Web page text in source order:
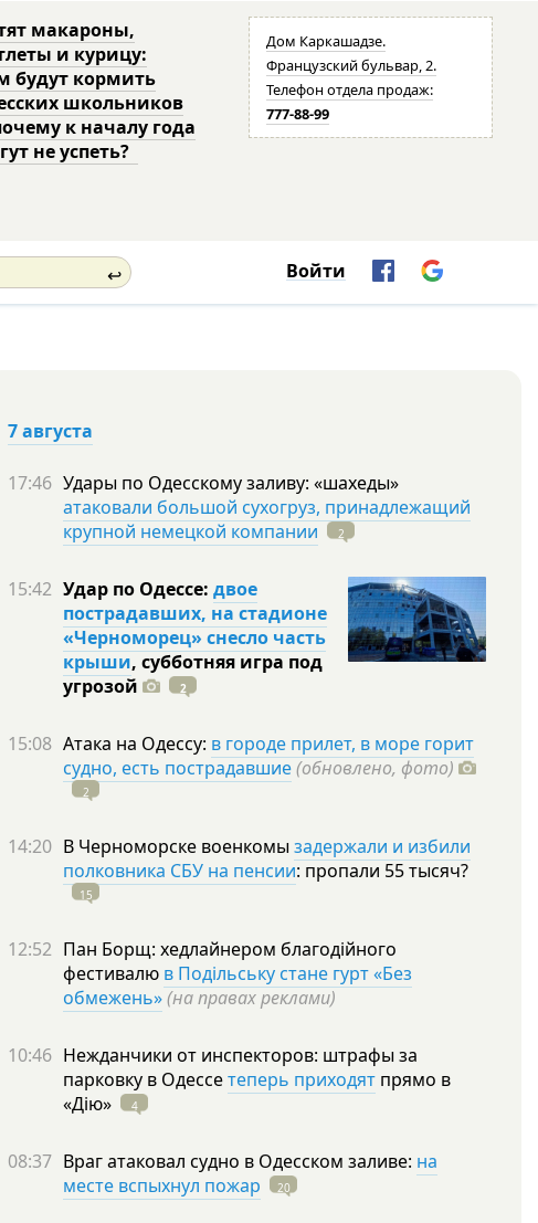
макароны,
и курицу:
будут кормить
школьников
к началу года
не успеть?
Дом Каркашадзе.
Французский бульвар, 2.
Телефон отдела продаж:
777-88-99
↩ Войти
7 августа
17:46 Удары по Одесскому заливу: «шахеды»
атаковали большой сухогруз, принадлежащий
крупной немецкой компании
2
15:42 Удар по Одессе: двое
пострадавших, на стадионе
«Черноморец» снесло часть
крыши, субботняя игра под
угрозой
2
15:08 Атака на Одессу: в городе прилет, в море горит
судно, есть пострадавшие(обновлено, фото)
2
14:20 В Черноморске военкомы задержали и избили
полковника СБУ на пенсии: пропали 55тысяч?
15
12:52 Пан Борщ: хедлайнером благодійного
фестивалю в Подільську стане гурт «Без
обмежень»(на правах реклами)
10:46 Нежданчики от инспекторов: штрафы за
парковку в Одессетеперь приходят прямо в
«Дію»
4
08:37 Враг атаковал судно в Одесском заливе: на
месте вспыхнул пожар
20